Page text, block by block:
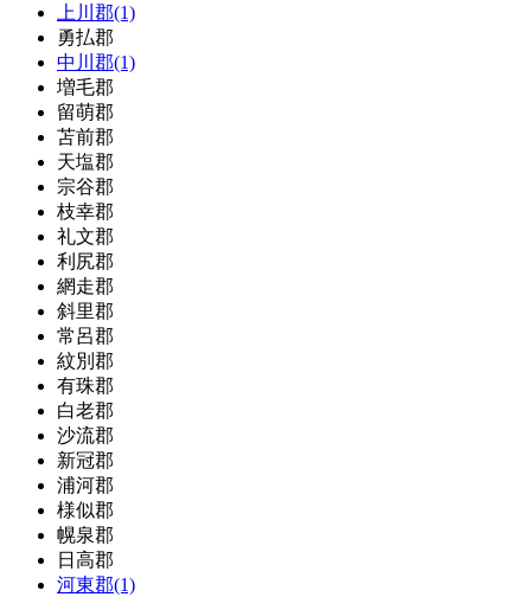
上川郡(1)
勇払郡
中川郡(1)
増毛郡
留萌郡
苫前郡
天塩郡
宗谷郡
枝幸郡
礼文郡
利尻郡
網走郡
斜里郡
常呂郡
紋別郡
有珠郡
白老郡
沙流郡
新冠郡
浦河郡
様似郡
幌泉郡
日高郡
河東郡(1)